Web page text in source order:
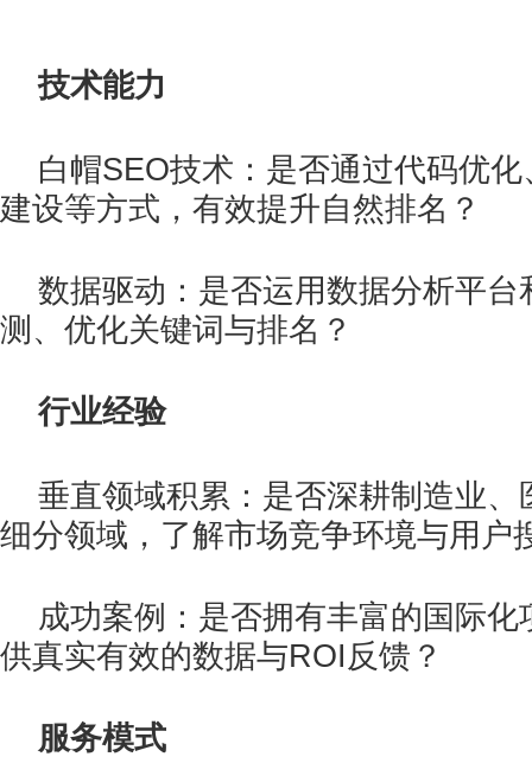
技术能力
白帽SEO技术：是否通过代码优
建设等方式，有效提升自然排名？
数据驱动：是否运用数据分析平台
测、优化关键词与排名？
行业经验
垂直领域积累：是否深耕制造业、
细分领域，了解市场竞争环境与用户
成功案例：是否拥有丰富的国际
供真实有效的数据与ROI反馈？
服务模式